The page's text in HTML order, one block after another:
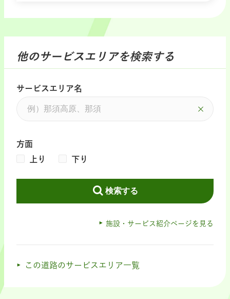
他のサービスエリアを検索する
サービスエリア名
方面
上り
下り
検索する
施設・サービス紹介ページを見る
この道路のサービスエリア一覧